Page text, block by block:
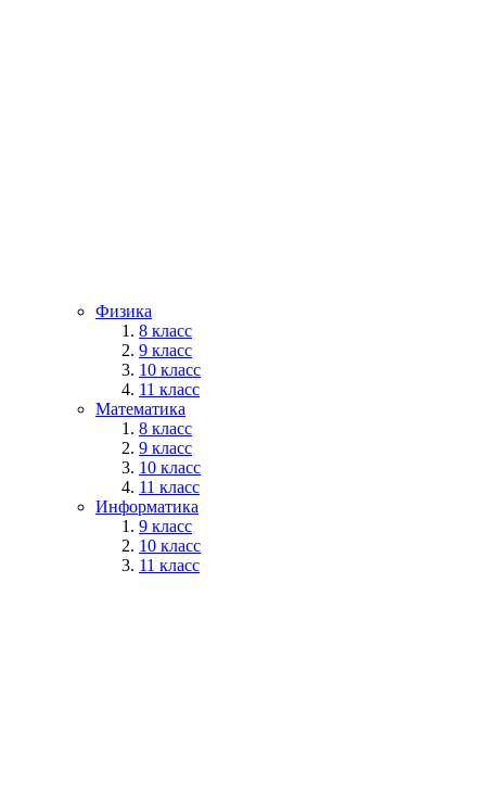
Физика
8 класс
9 класс
10 класс
11 класс
Математика
8 класс
9 класс
10 класс
11 класс
Информатика
9 класс
10 класс
11 класс